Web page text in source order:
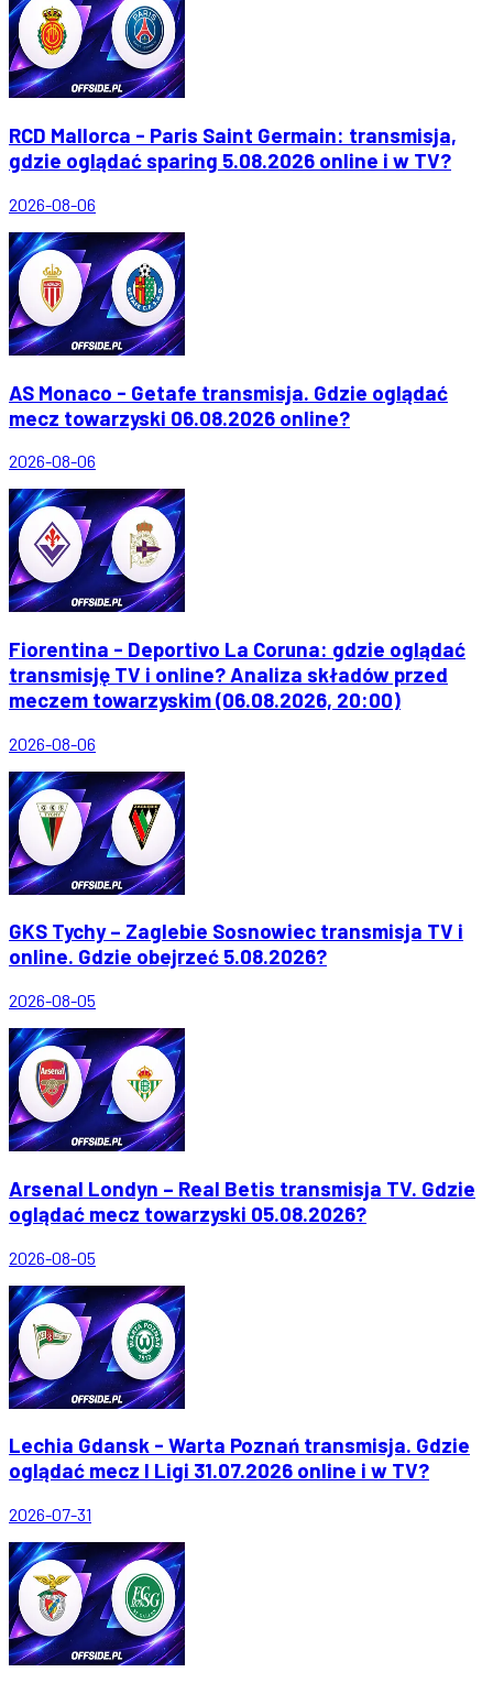
RCD Mallorca - Paris Saint Germain: transmisja,
gdzie oglądać sparing 5.08.2026 online i w TV?
2026-08-06
AS Monaco - Getafe transmisja. Gdzie oglądać
mecz towarzyski 06.08.2026 online?
2026-08-06
Fiorentina - Deportivo La Coruna: gdzie oglądać
transmisję TV i online? Analiza składów przed
meczem towarzyskim (06.08.2026, 20:00)
2026-08-06
GKS Tychy – Zaglebie Sosnowiec transmisja TV i
online. Gdzie obejrzeć 5.08.2026?
2026-08-05
Arsenal Londyn – Real Betis transmisja TV. Gdzie
oglądać mecz towarzyski 05.08.2026?
2026-08-05
Lechia Gdansk - Warta Poznań transmisja. Gdzie
oglądać mecz I Ligi 31.07.2026 online i w TV?
2026-07-31